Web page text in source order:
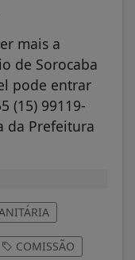
mais a
de Sorocaba
pode entrar
(15) 99119-
da Prefeitura
COMISSÃO